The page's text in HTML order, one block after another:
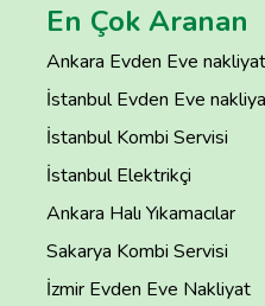
En Çok Aranan
Ankara Evden Eve nakliyat
İstanbul Evden Eve
İstanbul Kombi Servisi
İstanbul Elektrikçi
Ankara Halı Yıkamacılar
Sakarya Kombi Servisi
İzmir Evden Eve Nakliyat